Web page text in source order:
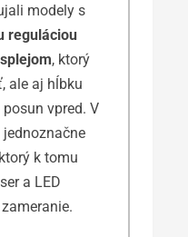
modely s
reguláciou
, ktorý
ale aj hĺbku
vpred. V
k tomu
a LED